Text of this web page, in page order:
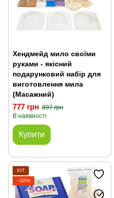
Хендмейд мило своїми
руками - якісний
подарунковий набір для
виготовлення мила
(Масажний)
777 грн 897 грн
В наявності
Купити
ХІТ
−20%